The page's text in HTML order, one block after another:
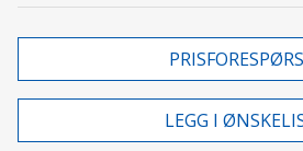
LEGG I